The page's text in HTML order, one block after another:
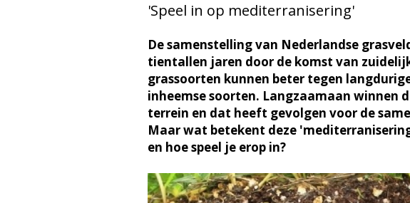
'Speel in op mediterranisering'
De samenstelling van Nederlandse
tientallen jaren door de komst van
grassoorten kunnen beter tegen
inheemse soorten. Langzaamaan winnen
terrein en dat heeft gevolgen voor de
Maar wat betekent deze
en hoe speel je erop in?